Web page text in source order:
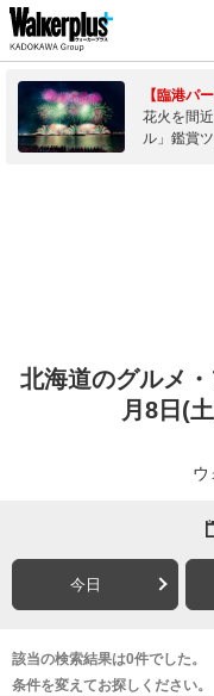
【臨港パ
花火を間
ル」鑑賞
北海道のグルメ
月8日(
ウ
今日
該当の検索結果は0件でした。
条件を変えてお探しください。